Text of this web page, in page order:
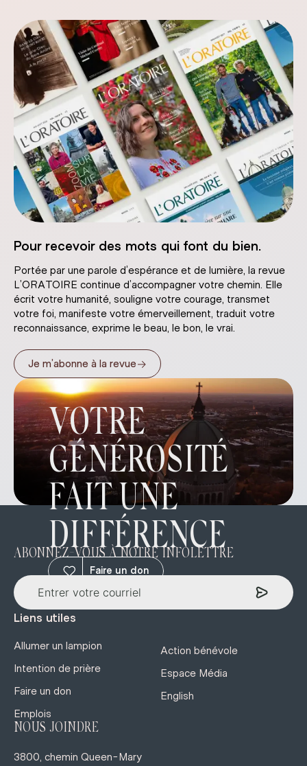
Pour recevoir des mots qui font du bien.
Portée par une parole d’espérance et de lumière, la revue
L’ORATOIRE continue d’accompagner votre chemin. Elle
écrit votre humanité, souligne votre courage, transmet
votre foi, manifeste votre émerveillement, traduit votre
reconnaissance, exprime le beau, le bon, le vrai.
Je m’abonne à la revue→
VOTRE
GÉNÉROSITÉ
FAIT UNE
DIFFÉRENCE
Faire un don
ABONNEZ-VOUS À NOTRE INFOLETTRE
Liens utiles
Allumer un lampion
Intention de prière
Faire un don
Emplois
Action bénévole
Espace Média
English
NOUS JOINDRE
3800, chemin Queen-Mary